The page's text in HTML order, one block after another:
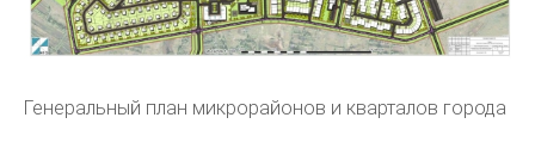
Генеральный план микрорайонов и кварталов города